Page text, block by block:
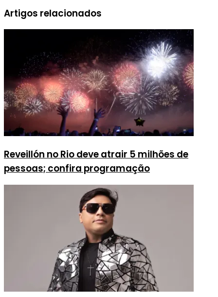
Artigos relacionados
Reveillón no Rio deve atrair 5 milhões de
pessoas; confira programação